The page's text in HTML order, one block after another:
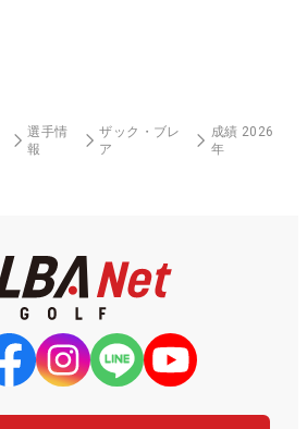
選手情
報
ザック・ブレ
ア
成績 2026
年